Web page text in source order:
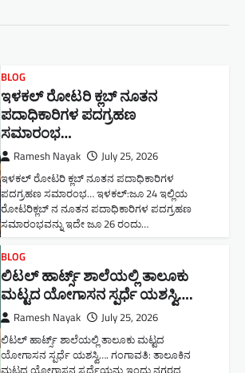
BLOG
ಇಳಕಲ್ ರೋಟರಿ ಕ್ಲಬ್ ನೂತನ‌
ಪದಾಧಿಕಾರಿಗಳ ಪದಗ್ರಹಣ
ಸಮಾರಂಭ…
Ramesh Nayak July 25, 2026
ಇಳಕಲ್ ರೋಟರಿ ಕ್ಲಬ್ ನೂತನ‌ ಪದಾಧಿಕಾರಿಗಳ
ಪದಗ್ರಹಣ ಸಮಾರಂಭ… ಇಳಕಲ್:ಜೂ 24 ಇಲ್ಲಿಯ
ರೋಟರಿಕ್ಲಬ್ ನ ನೂತನ ಪದಾಧಿಕಾರಿಗಳ ಪದಗ್ರಹಣ
ಸಮಾರಂಭವನ್ನು ಇದೇ ಜೂ 26 ರಂದು…
BLOG
ಲಿಟಲ್ ಹಾರ್ಟ್ಸ್ ಶಾಲೆಯಲ್ಲಿ ತಾಲೂಕು
ಮಟ್ಟದ ಯೋಗಾಸನ ಸ್ಪರ್ಧೆ ಯಶಸ್ವಿ….
Ramesh Nayak July 25, 2026
ಲಿಟಲ್ ಹಾರ್ಟ್ಸ್ ಶಾಲೆಯಲ್ಲಿ ತಾಲೂಕು ಮಟ್ಟದ
ಯೋಗಾಸನ ಸ್ಪರ್ಧೆ ಯಶಸ್ವಿ…. ಗಂಗಾವತಿ: ತಾಲೂಕಿನ
ಮಟ್ಟದ ಯೋಗಾಸನ ಸ್ಪರ್ಧೆಯನ್ನು ಇಂದು ನಗರದ